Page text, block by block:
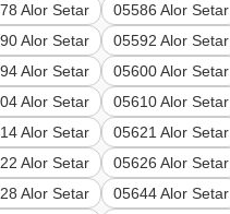
Alor Setar
05586 Alor Setar
Alor Setar
05592 Alor Setar
Alor Setar
05600 Alor Setar
Alor Setar
05610 Alor Setar
Alor Setar
05621 Alor Setar
Alor Setar
05626 Alor Setar
Alor Setar
05644 Alor Setar